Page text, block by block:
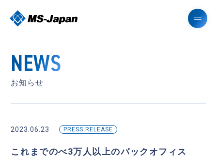
NEWS
お知らせ
2023.06.23 PRESS RELEASE
これまでのべ3万人以上のバックオフィス